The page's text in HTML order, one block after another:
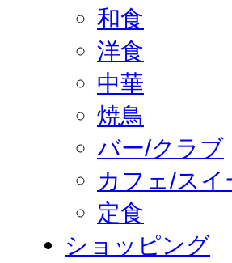
和食
洋食
中華
焼鳥
バー/クラブ
カフェ/スイ
定食
ショッピング